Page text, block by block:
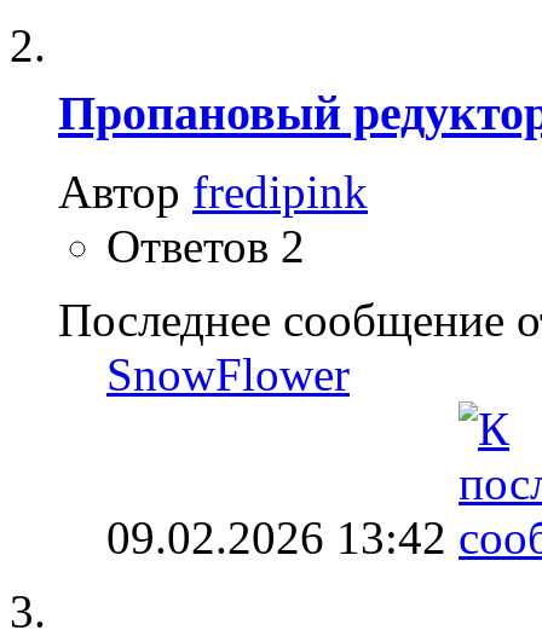
Пропановый
Автор fredipink
Ответов 2
Последнее сообщение
SnowFlower
09.02.2026 13:42